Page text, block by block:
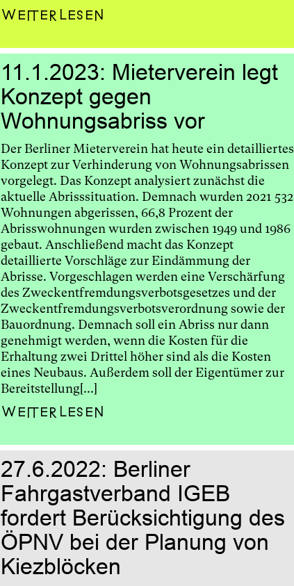
Weiterlesen
11.1.2023: Mieterverein legt
Konzept gegen
Wohnungsabriss vor
Der Berliner Mieterverein hat heute ein detailliertes
Konzept zur Verhinderung von Wohnungsabrissen
vorgelegt. Das Konzept analysiert zunächst die
aktuelle Abrisssituation. Demnach wurden 2021 532
Wohnungen abgerissen, 66,8 Prozent der
Abrisswohnungen wurden zwischen 1949 und 1986
gebaut. Anschließend macht das Konzept
detaillierte Vorschläge zur Eindämmung der
Abrisse. Vorgeschlagen werden eine Verschärfung
des Zweckentfremdungsverbotsgesetzes und der
Zweckentfremdungsverbotsverordnung sowie der
Bauordnung. Demnach soll ein Abriss nur dann
genehmigt werden, wenn die Kosten für die
Erhaltung zwei Drittel höher sind als die Kosten
eines Neubaus. Außerdem soll der Eigentümer zur
Bereitstellung[...]
Weiterlesen
27.6.2022: Berliner
Fahrgastverband IGEB
fordert Berücksichtigung des
ÖPNV bei der Planung von
Kiezblöcken